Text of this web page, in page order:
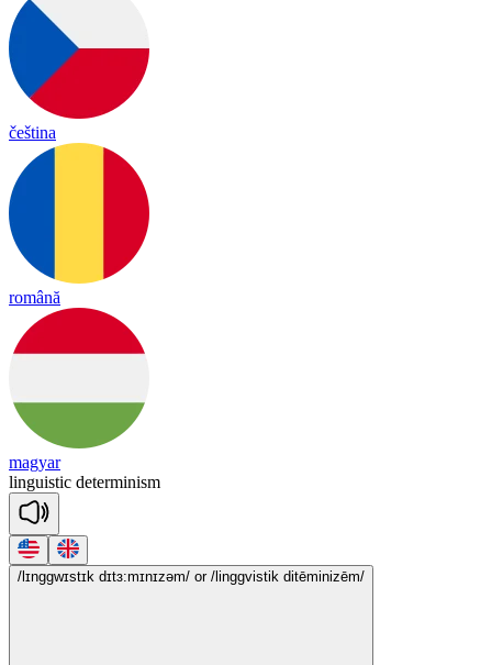
čeština
română
magyar
linguistic determinism
/lɪnggwɪstɪk dɪtɜ:mɪnɪzəm/ or /linggvistik ditēminizēm/